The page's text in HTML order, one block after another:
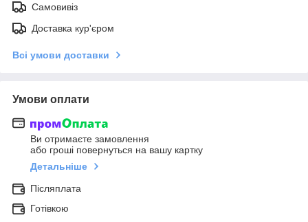
Самовивіз
Доставка кур'єром
Всі умови доставки
Умови оплати
Ви отримаєте замовлення
або гроші повернуться на вашу картку
Детальніше
Післяплата
Готівкою